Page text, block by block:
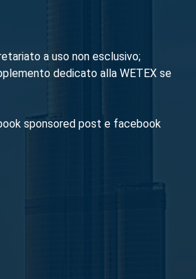
a uso non esclusivo;
dedicato alla WETEX se
sponsored post e facebook